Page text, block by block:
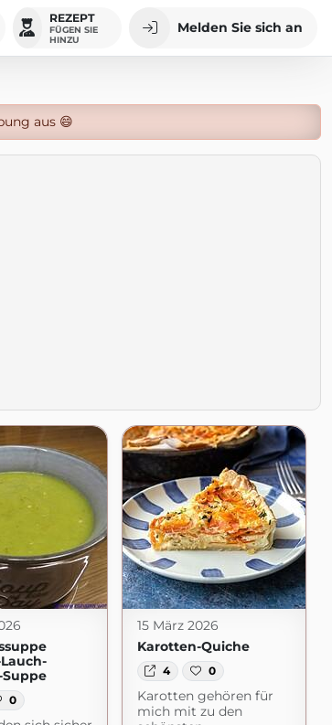
REZEPT
FÜGEN SIE
HINZU
Melden Sie sich an
aus 😄
0
15 März 2026
Karotten-Quiche
4 0
Karotten gehören für
mich mit zu den